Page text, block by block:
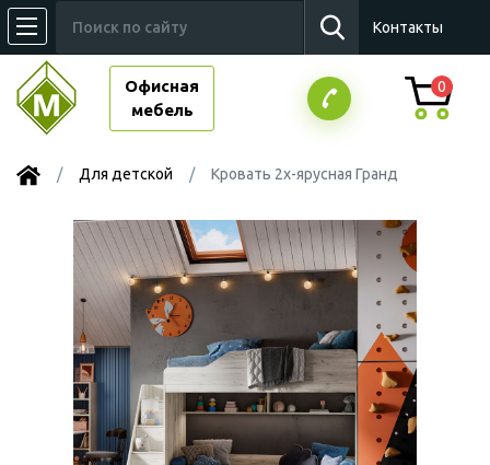
Контакты
Офисная
мебель
0
Для детской Кровать 2х-ярусная Гранд